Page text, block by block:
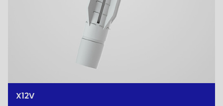
X12V